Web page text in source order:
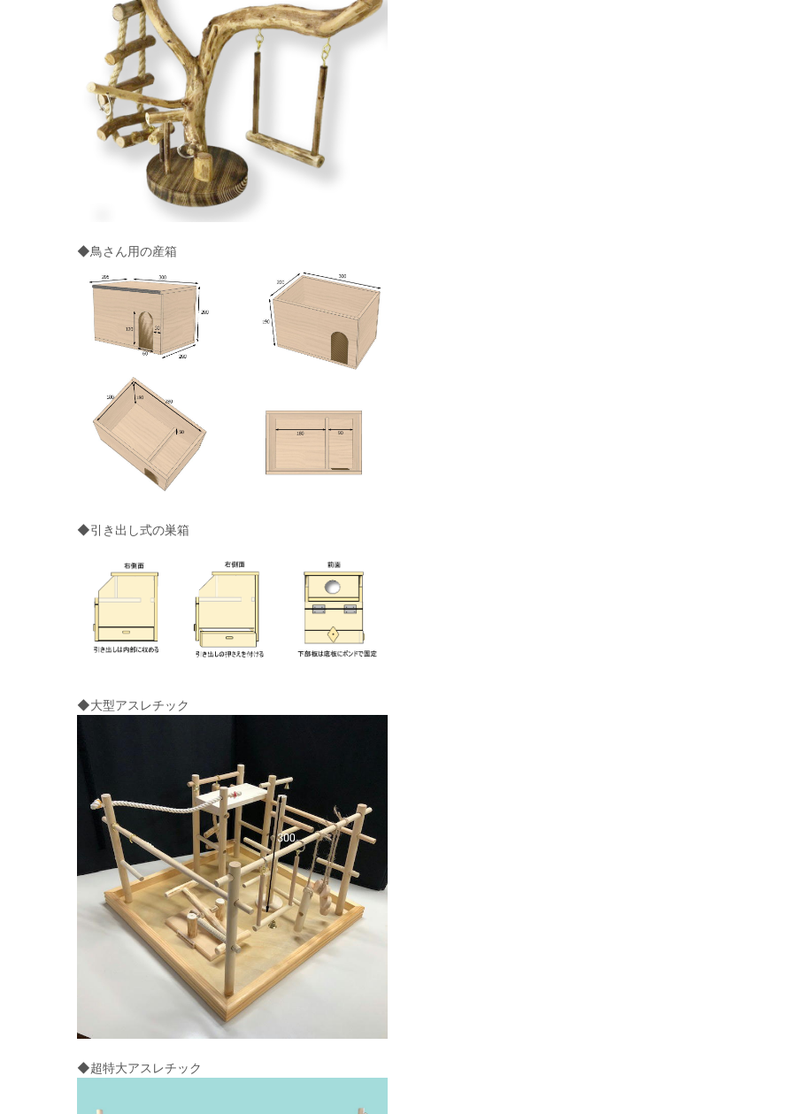
◆鳥さん用の産箱
◆引き出し式の巣箱
◆大型アスレチック
◆超特大アスレチック